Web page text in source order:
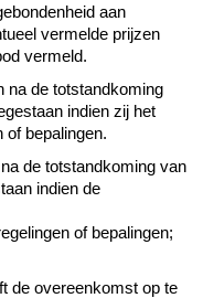
aan
vermelde prijzen
vermeld.
na de totstandkoming
indien zij het
of bepalingen.
de totstandkoming van
indien de
of bepalingen;
de overeenkomst op te